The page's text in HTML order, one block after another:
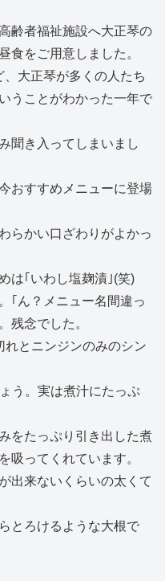
齢者福祉施設へ大正琴の
食をご用意しました。
大正琴が多くの人たち
うことがわかった一年で
聞き入ってしまいまし
おすすめメニューに登場
らかい口ざわりがよかっ
は｢いわし塩麹漬｣(笑)
｢ん？メニュー名間違っ
残念でした。
れとニンジンのみのシン
う。実は煮汁にたっぷ
をたっぷり引き出した煮
吸ってくれています。
出来ないくらいの太くて
とろけるような大根で